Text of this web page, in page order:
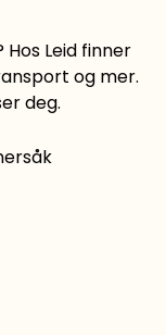
Leid finner
og mer.
deg.